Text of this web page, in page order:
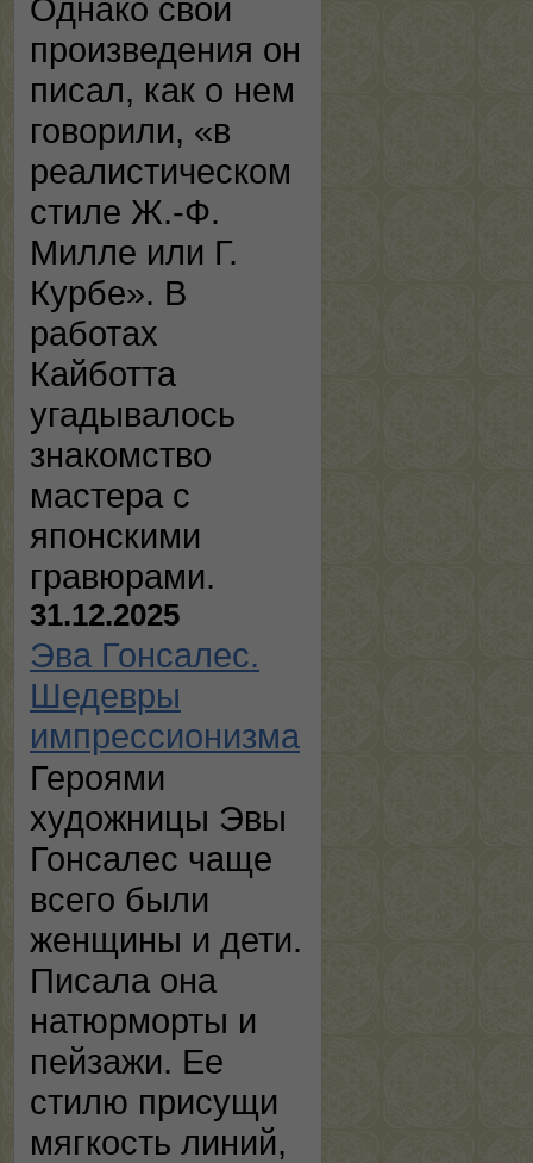
Однако свои
произведения он
писал, как о нем
говорили, «в
реалистическом
стиле Ж.-Ф.
Милле или Г.
Курбе». В
работах
Кайботта
угадывалось
знакомство
мастера с
японскими
гравюрами.
31.12.2025
Эва Гонсалес.
Шедевры
импрессионизма
Героями
художницы Эвы
Гонсалес чаще
всего были
женщины и дети.
Писала она
натюрморты и
пейзажи. Ее
стилю присущи
мягкость линий,